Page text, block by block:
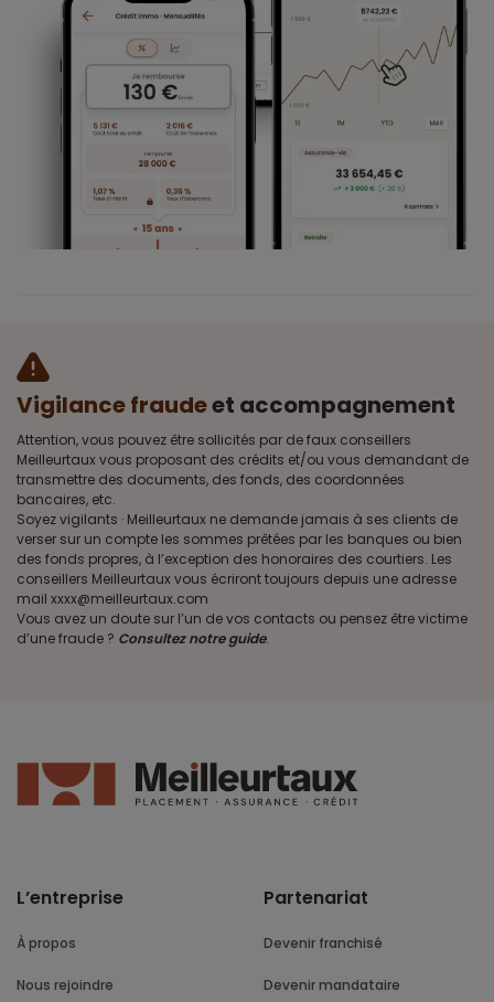
Vigilance fraudeet accompagnement
Attention, vous pouvez être sollicités par de faux conseillers
Meilleurtaux vous proposant des crédits et/ou vous demandant de
transmettre des documents, des fonds, des coordonnées
bancaires, etc.
Soyez vigilants · Meilleurtaux ne demande jamais à ses clients de
verser sur un compte les sommes prêtées par les banques ou bien
des fonds propres, à l’exception des honoraires des courtiers. Les
conseillers Meilleurtaux vous écriront toujours depuis une adresse
mail xxxx@meilleurtaux.com
Vous avez un doute sur l’un de vos contacts ou pensez être victime
d’une fraude ? Consultez notre guide.
L’entreprise
À propos
Nous rejoindre
Partenariat
Devenir franchisé
Devenir mandataire